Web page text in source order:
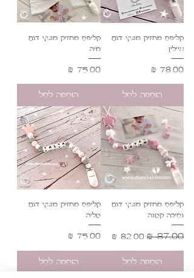
קליפס מחזיק מוצץ דגם
איילין
מחיר
הוספה לסל
קליפס מחזיק מוצץ דגם
מיה
מחיר‏75.00 ‏₪
הוספה לסל
קליפס מחזיק מוצץ דגם
נסיכה קטנה
מחיר רגיל מחיר מבצע
הוספה לסל
קליפס מחזיק מוצץ דגם
טליה
מחיר‏75.00 ‏₪
הוספה לסל